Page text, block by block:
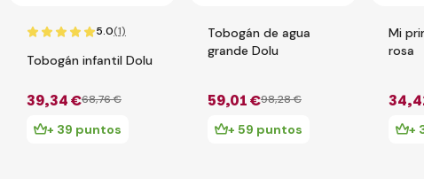
5.0(1)
Tobogán infantil Dolu
39,34 €68,76 €
+ 39 puntos
Tobogán de agua
grande Dolu
59,01 €98,28 €
+ 59 puntos
Mi
rosa
34
+